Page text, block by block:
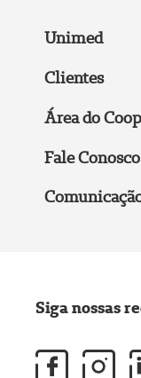
Unimed
Clientes
Área do
Fale Conosco
Siga nossas